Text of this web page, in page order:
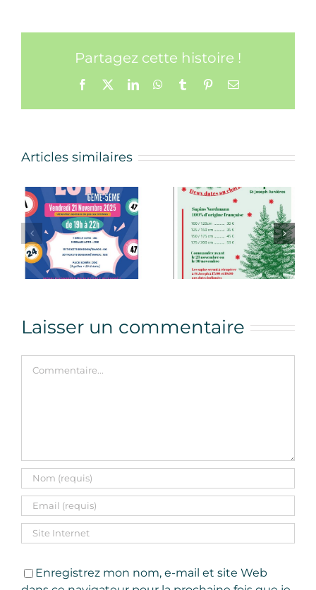
Partagez cette histoire !
Facebook LinkedInWhatsApp
Tumblr PinterestEmail
Articles similaires
Sapins de
noël de l’Apel
2025
COMMANDE
SWEATS
Laisser un commentaire
Enregistrez mon nom, e-mail et site Web